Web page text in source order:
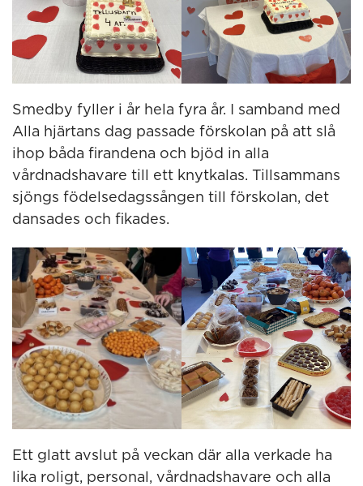
Smedby fyller i år hela fyra år. I samband med
Alla hjärtans dag passade förskolan på att slå
ihop båda firandena och bjöd in alla
vårdnadshavare till ett knytkalas. Tillsammans
sjöngs födelsedagssången till förskolan, det
dansades och fikades.
Ett glatt avslut på veckan där alla verkade ha
lika roligt, personal, vårdnadshavare och alla